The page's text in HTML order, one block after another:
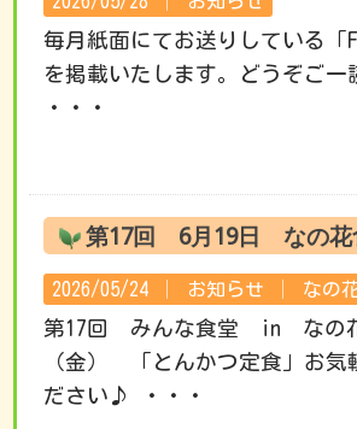
毎月紙面にてお送りしている「
を掲載いたします。どうぞご一
・・・
第17回 6月19日 なの花
2026/05/24 │ お知らせ なの
第17回 みんな食堂 in なの
（金） 「とんかつ定食」お気
ださい♪ ・・・